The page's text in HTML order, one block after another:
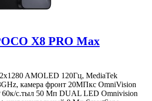
X8 PRO Max
AMOLED 120Гц, MediaTek
камера фронт 20MПкс OmniVision
60к/c.тыл 50 Мп DUAL LED Omnivision